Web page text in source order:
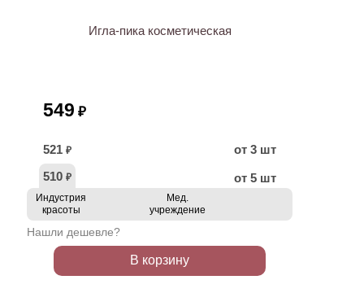
Игла-пика косметическая
549 ₽
521 ₽
от 3 шт
510 ₽ от 5 шт
Индустрия
красоты
Мед.
учреждение
Нашли дешевле?
В корзину